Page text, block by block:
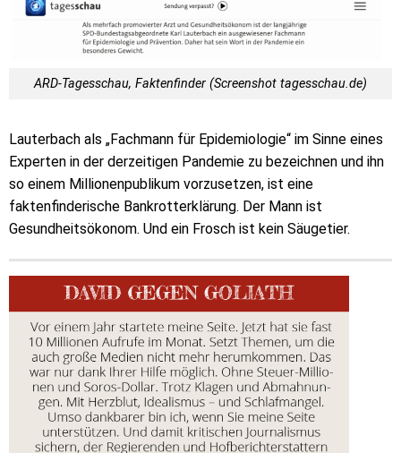
ARD-Tagesschau, Faktenfinder (Screenshot tagesschau.de)
Lauterbach als „Fachmann für Epidemiologie“ im Sinne eines
Experten in der derzeitigen Pandemie zu bezeichnen und ihn
so einem Millionenpublikum vorzusetzen, ist eine
faktenfinderische Bankrotterklärung. Der Mann ist
Gesundheitsökonom. Und ein Frosch ist kein Säugetier.